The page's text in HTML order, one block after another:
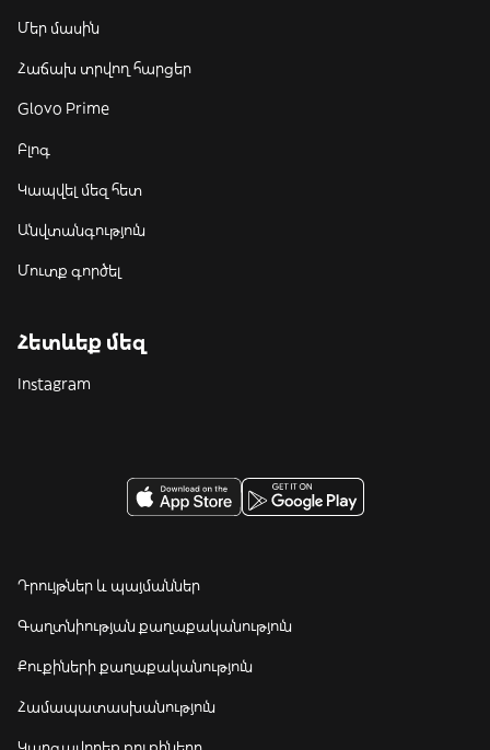
Մեր մասին
Հաճախ տրվող հարցեր
Glovo Prime
Բլոգ
Կապվել մեզ հետ
Անվտանգություն
Մուտք գործել
Հետևեք մեզ
Instagram
Դրույթներ և պայմաններ
Գաղտնիության քաղաքականություն
Քուքիների քաղաքականություն
Համապատասխանություն